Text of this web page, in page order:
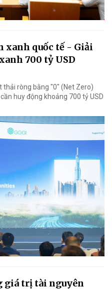
xanh quốc tế - Giải
700 tỷ USD
ròng bằng "0" (Net Zero)
huy động khoảng 700 tỷ USD
giá trị tài nguyên